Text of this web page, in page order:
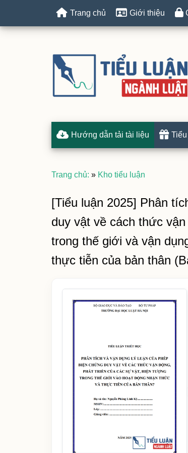
Trang chủ Giới thiệu
Hướng dẫn tải tài liệu
Trang chủ: » Kho tiểu luận
[Tiểu luận 2025] Phân
duy vật về cách thức
trong thế giới và vận
thực tiễn của bản thân